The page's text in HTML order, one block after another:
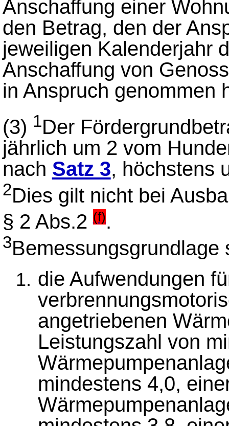
Anschaffung einer
den Betrag, den der
jeweiligen Kalenderjahr
Anschaffung von
in Anspruch genommen
(3) 1Der
jährlich um 2 vom
nach Satz 3, höchstens
2Dies gilt nicht bei
§ 2 Abs.2(f).
3Bemessungsgrundlage
die Aufwendungen
angetriebenen
Leistungszahl von
mindestens 4,0,